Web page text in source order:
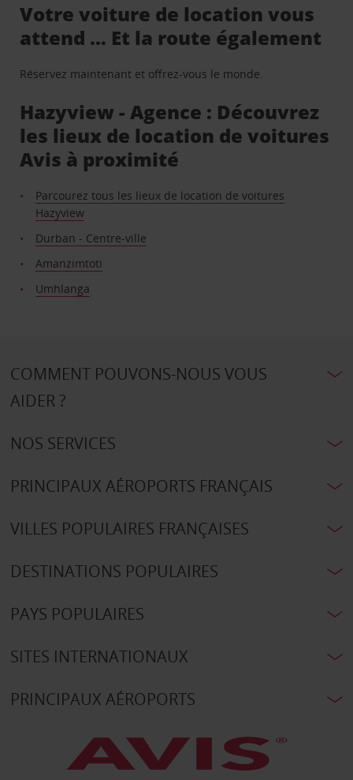
Votre voiture de location vous
attend … Et la route également
Réservez maintenant et offrez-vous le monde.
Hazyview - Agence : Découvrez
les lieux de location de voitures
Avis à proximité
Parcourez tous les lieux de location de voitures
Hazyview
Durban - Centre-ville
Amanzimtoti
Umhlanga
COMMENT POUVONS-NOUS VOUS
AIDER ?
NOS SERVICES
PRINCIPAUX AÉROPORTS FRANÇAIS
VILLES POPULAIRES FRANÇAISES
DESTINATIONS POPULAIRES
PAYS POPULAIRES
SITES INTERNATIONAUX
PRINCIPAUX AÉROPORTS